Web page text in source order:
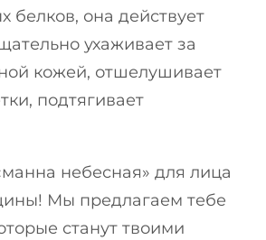
белков, она действует
ухаживает за
кожей, отшелушивает
подтягивает
небесная» для лица
Мы предлагаем тебе
станут твоими